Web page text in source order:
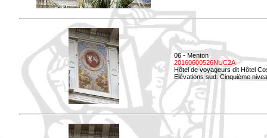
06 - Menton
20160600526NUC2A
Hôtel de voyageurs dit Hôtel
Elévations sud. Cinquième